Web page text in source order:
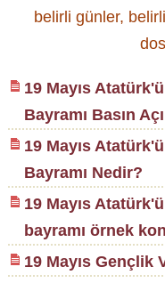
belirli günler,
19 Mayıs
Bayramı Basın
19 Mayıs
Bayramı Nedir?
19 Mayıs
bayramı örnek
19 Mayıs Gençlik